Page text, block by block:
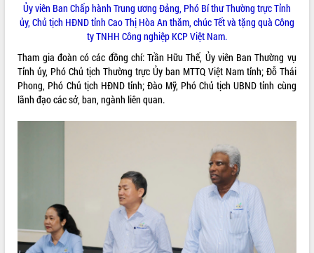
VIDEO
Ủy viên Ban Chấp hành Trung ương Đảng, Phó Bí thư Thường trực Tỉnh
ủy, Chủ tịch HĐND tỉnh Cao Thị Hòa An thăm, chúc Tết và tặng quà Công
ty TNHH Công nghiệp KCP Việt Nam.
Tham gia đoàn có các đồng chí: Trần Hữu Thế, Ủy viên Ban Thường vụ
Tỉnh ủy, Phó Chủ tịch Thường trực Ủy ban MTTQ Việt Nam tỉnh; Đỗ Thái
Phong, Phó Chủ tịch HĐND tỉnh; Đào Mỹ, Phó Chủ tịch UBND tỉnh cùng
lãnh đạo các sở, ban, ngành liên quan.